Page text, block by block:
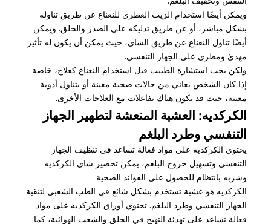
ويمكن أيضًا استخدام الزيت العطري للنعناع عن طريق تناوله
بشكل مباشر، أو عن طريق تدليكه على الصدر والحلق. ويمكن
أيضًا تناول النعناع عن طريق الشاي، حيث يمكن أن يكون له تأثير
مهدئ ومطري على الجهاز التنفسي.
ولكن يجب استشارة الطبيب قبل استخدام النعناع كعلاج، خاصة
إذا كان الشخص يعاني من حالات صحية معينة أو يتناول أدوية
معينة، حيث قد تكون هناك تفاعلات مع العلاجات الأخرى.
الكركديه: العشبة المنعشة لتطهير الجهاز
التنفسي وطرد البلغم
يحتوي الكركديه على مواد فعالة تساعد في تنظيف الجهاز
التنفسي وتسهيل خروج البلغم، يمكن تحضير شاي الكركديه
وشربه بانتظام للحصول على الفوائد الصحية
الكركديه هو عشبة تستخدم بشكل شائع في الطب الشعبي لتنقية
الجهاز التنفسي وطرد البلغم. تحتوي أوراق الكركديه على مواد
فعالة تساعد على تهدئة التهيج في الحلق والشعب الهوائية، كما